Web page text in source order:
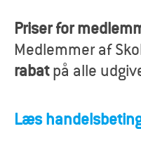
r
æ
d
Priser for
Medlemmer af
rabatpå alle
Læs